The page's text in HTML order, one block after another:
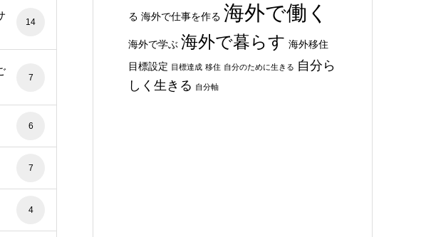
14
7
6
7
4
る 海外で仕事を作る 海外で働く
海外で学ぶ 海外で暮らす 海外移住
目標設定 目標達成 移住 自分のために生きる 自分ら
しく生きる 自分軸